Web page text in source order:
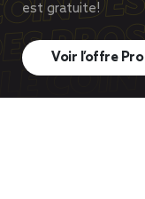
est gratuite!
Voir l’offre Pro